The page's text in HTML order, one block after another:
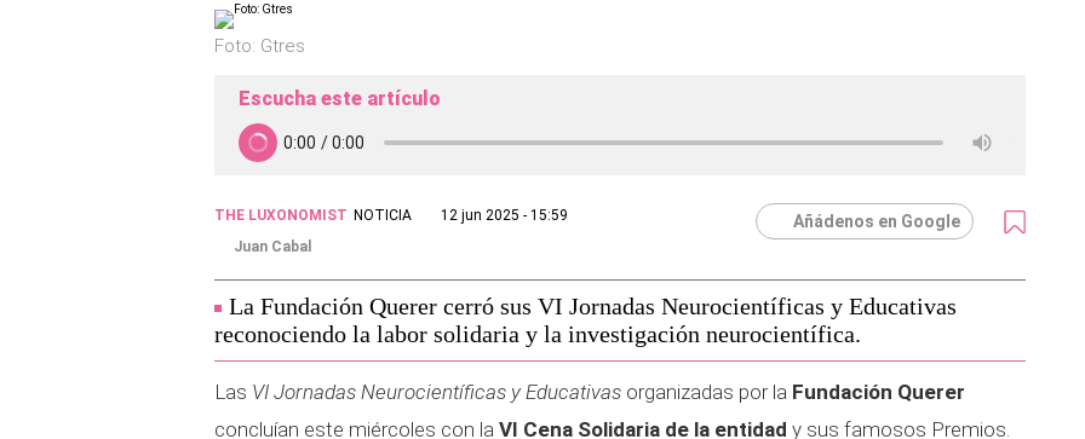
Foto: Gtres
Escucha este artículo
THE LUXONOMIST NOTICIA
12 jun 2025 - 15:59
Juan Cabal
Añádenos en Google
La Fundación Querer cerró sus VI Jornadas Neurocientíficas y Educativas
reconociendo la labor solidaria y la investigación neurocientífica.
Las VI Jornadas Neurocientíficas y Educativas organizadas por la Fundación Querer
concluían este miércoles con la VI Cena Solidaria de la entidad y sus famosos Premios.